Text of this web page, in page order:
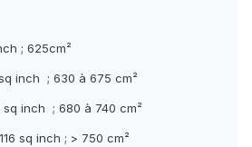
; 625cm²
inch ; 630 à 675 cm²
sq inch ; 680 à 740 cm²
sq inch ; > 750 cm²